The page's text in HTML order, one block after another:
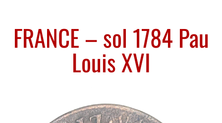
FRANCE – sol 1784 Pau
Louis XVI